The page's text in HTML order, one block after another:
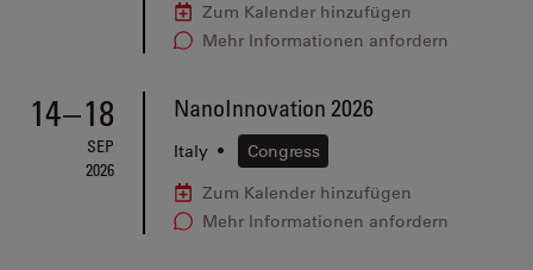
Zum Kalender hinzufügen
Mehr Informationen anfordern
14–18
SEP
2026
NanoInnovation 2026
Italy •
Congress
Zum Kalender hinzufügen
Mehr Informationen anfordern